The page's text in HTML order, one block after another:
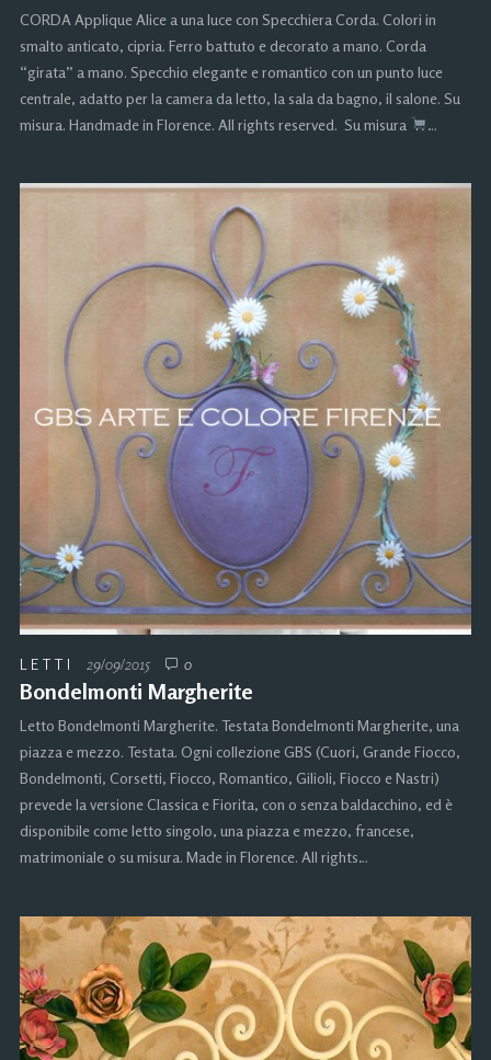
CORDA Applique Alice a una luce con Specchiera Corda. Colori in
smalto anticato, cipria. Ferro battuto e decorato a mano. Corda
“girata” a mano. Specchio elegante e romantico con un punto luce
centrale, adatto per la camera da letto, la sala da bagno, il salone. Su
misura. Handmade in Florence. All rights reserved. Su misura
…
LETTI 29/09/2015 0
Bondelmonti Margherite
Letto Bondelmonti Margherite. Testata Bondelmonti Margherite, una
piazza e mezzo. Testata. Ogni collezione GBS (Cuori, Grande Fiocco,
Bondelmonti, Corsetti, Fiocco, Romantico, Gilioli, Fiocco e Nastri)
prevede la versione Classica e Fiorita, con o senza baldacchino, ed è
disponibile come letto singolo, una piazza e mezzo, francese,
matrimoniale o su misura. Made in Florence. All rights…